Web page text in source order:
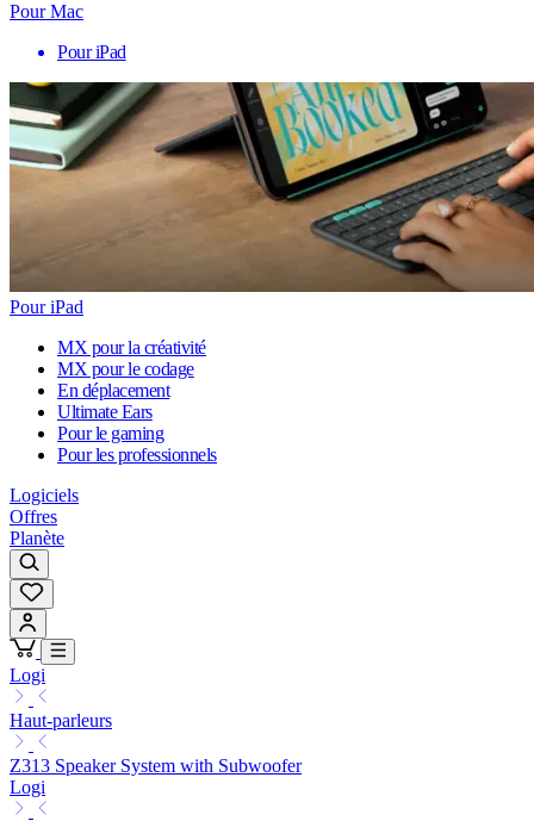
Pour Mac
Pour iPad
Pour iPad
MX pour la créativité
MX pour le codage
En déplacement
Ultimate Ears
Pour le gaming
Pour les professionnels
Logiciels
Offres
Planète
Logi
Haut-parleurs
Z313 Speaker System with Subwoofer
Logi